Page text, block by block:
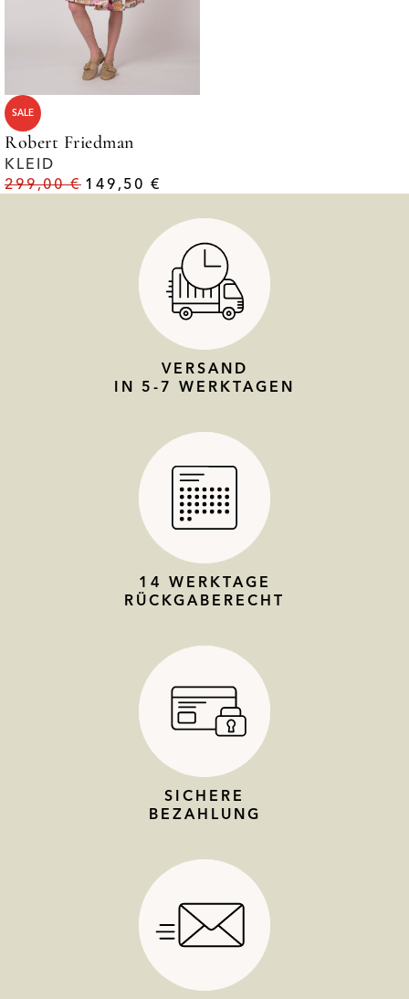
SALE
Robert Friedman
KLEID
299,00€ 149,50€
VERSAND
IN 5-7 WERKTAGEN
14 WERKTAGE
RÜCKGABERECHT
SICHERE
BEZAHLUNG